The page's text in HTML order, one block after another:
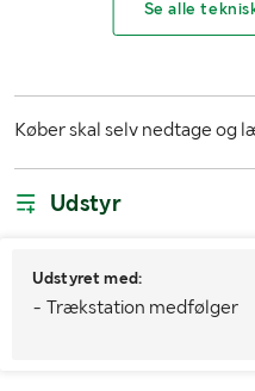
Se alle
Køber skal selv nedtage og
Udstyr
Udstyret med:
- Trækstation medfølger